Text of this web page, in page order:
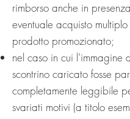
rimborso anche in
eventuale acquisto
prodotto promozionato;
nel caso in cui l’immagine
scontrino caricato fosse
completamente leggibile
svariati motivi (a titolo